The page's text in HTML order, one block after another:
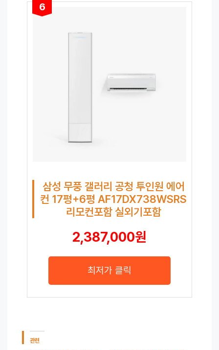
6
삼성 무풍 갤러리 공청 투인원 에어
컨 17평+6평 AF17DX738WSRS
리모컨포함 실외기포함
2,387,000원
최저가 클릭
관련